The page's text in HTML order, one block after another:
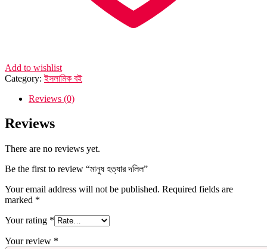
Add to wishlist
Category:ইসলামিক বই
Reviews (0)
Reviews
There are no reviews yet.
Be the first to review “মানুষ হত্যার দলিল”
Your email address will not be published. Required fields are
marked *
Your rating *
Your review *